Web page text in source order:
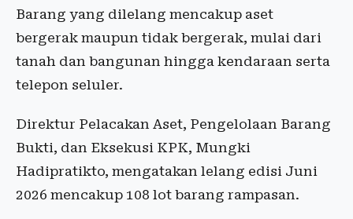
Barang yang dilelang mencakup aset
bergerak maupun tidak bergerak, mulai dari
tanah dan bangunan hingga kendaraan serta
telepon seluler.
Direktur Pelacakan Aset, Pengelolaan Barang
Bukti, dan Eksekusi KPK, Mungki
Hadipratikto, mengatakan lelang edisi Juni
2026 mencakup 108 lot barang rampasan.